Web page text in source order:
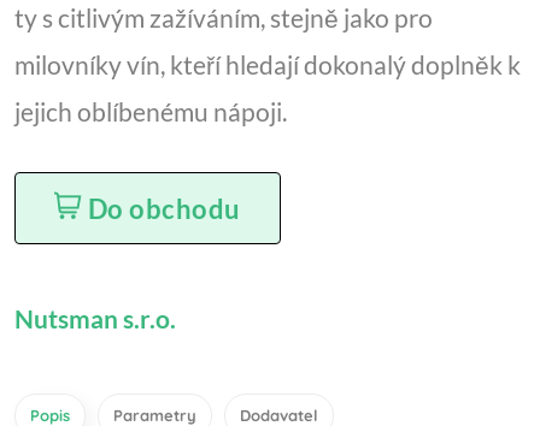
ty s citlivým zažíváním, stejně jako pro
milovníky vín, kteří hledají dokonalý doplněk k
jejich oblíbenému nápoji.
Do obchodu
Nutsman s.r.o.
Popis Parametry Dodavatel